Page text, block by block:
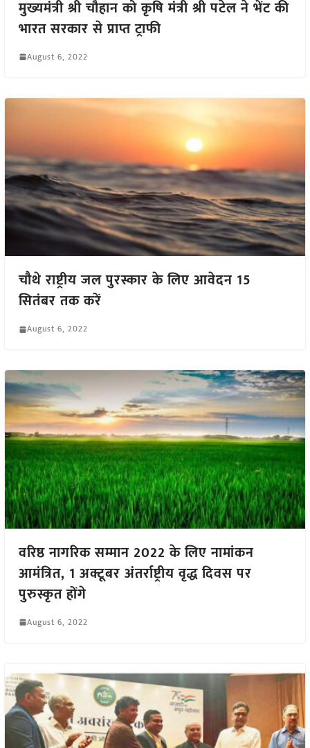
मुख्यमंत्री श्री चौहान को कृषि मंत्री श्री पटेल ने भेंट की
भारत सरकार से प्राप्त ट्राफी
August 6, 2022
चौथे राष्ट्रीय जल पुरस्कार के लिए आवेदन 15
सितंबर तक करें
August 6, 2022
वरिष्ठ नागरिक सम्मान 2022 के लिए नामांकन
आमंत्रित, 1 अक्टूबर अंतर्राष्ट्रीय वृद्ध दिवस पर
पुरुस्कृत होंगे
August 6, 2022